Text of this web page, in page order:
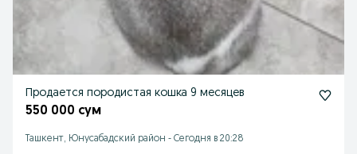
Продается породистая кошка 9 месяцев
550 000 сум
Ташкент, Юнусабадский район - Сегодня в 20:28